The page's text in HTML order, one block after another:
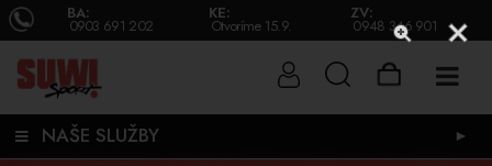
BA:
0903 691 202
KE:
Otvoríme 15.9.
ZV:
0948 346 901
NAŠE SLUŽBY ►